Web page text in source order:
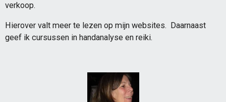
verkoop.
Hierover valt meer te lezen op mijn websites. Daarnaast
geef ik cursussen in handanalyse en reiki.